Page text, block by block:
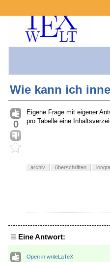
Wie kann ich
0
Eigene Frage mit eigener
pro Tabelle eine
archiv überschriften
Eine Antwort:
Open in writeLaTeX